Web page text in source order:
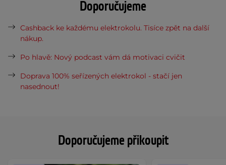
Doporučujeme přikoupit
Doporučujeme
Cashback ke každému elektrokolu. Tisíce zpět na další
nákup.
Po hlavě: Nový podcast vám dá motivaci cvičit
Doprava 100% seřízených elektrokol - stačí jen
nasednout!